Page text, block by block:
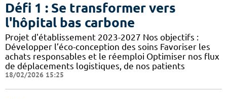
Défi 1 : Se transformer vers
l'hôpital bas carbone
Projet d'établissement 2023-2027 Nos objectifs :
Développer l’éco-conception des soins Favoriser les
achats responsables et le réemploi Optimiser nos flux
de déplacements logistiques, de nos patients
18/02/2026 15:25